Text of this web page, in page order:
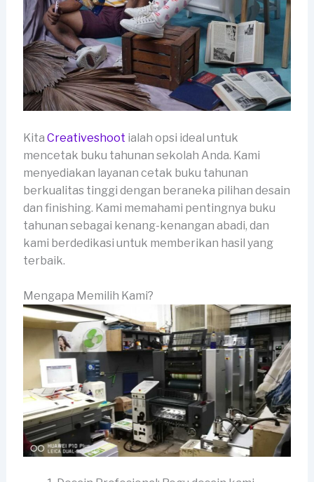
Kita Creativeshoot ialah opsi ideal untuk
mencetak buku tahunan sekolah Anda. Kami
menyediakan layanan cetak buku tahunan
berkualitas tinggi dengan beraneka pilihan desain
dan finishing. Kami memahami pentingnya buku
tahunan sebagai kenang-kenangan abadi, dan
kami berdedikasi untuk memberikan hasil yang
terbaik.
Mengapa Memilih Kami?